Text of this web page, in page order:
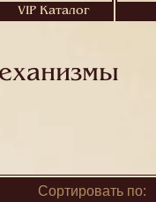
VIP Каталог
Сортировать по: